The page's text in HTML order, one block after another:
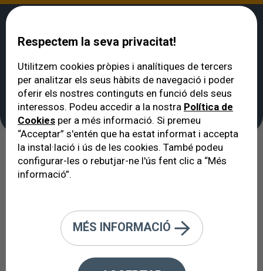
VERTE Dr. José Ignacio Vela
Dr. José Ignacio Vela
Respectem la seva privacitat!
Utilitzem cookies pròpies i analítiques de tercers
per analitzar els seus hàbits de navegació i poder
oferir els nostres continguts en funció dels seus
interessos. Podeu accedir a la nostra Política de
Cookies per a més informació. Si premeu
“Acceptar” s'entén que ha estat informat i accepta
la instal·lació i ús de les cookies. També podeu
configurar-les o rebutjar-ne l'ús fent clic a “Més
informació”.
MÉS INFORMACIÓ